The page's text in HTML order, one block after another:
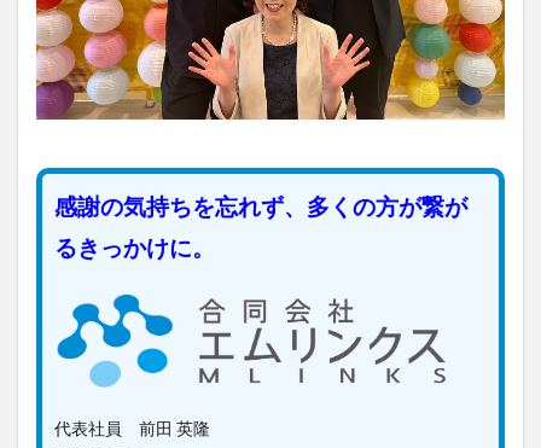
感謝の気持ちを忘れず、多くの方が繋が
るきっかけに。
代表社員 前田 英隆